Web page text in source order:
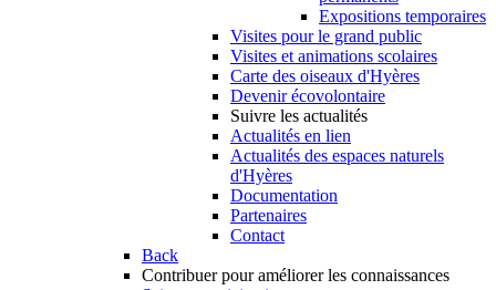
Expositions temporaires
Visites pour le grand public
Visites et animations scolaires
Carte des oiseaux d'Hyères
Devenir écovolontaire
Suivre les actualités
Actualités en lien
Actualités des espaces naturels
d'Hyères
Documentation
Partenaires
Contact
Back
Contribuer pour améliorer les connaissances